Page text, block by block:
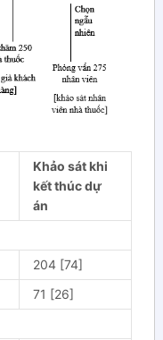
Khảo sát khi
kết thúc dự
án
204 [74]
71 [26]